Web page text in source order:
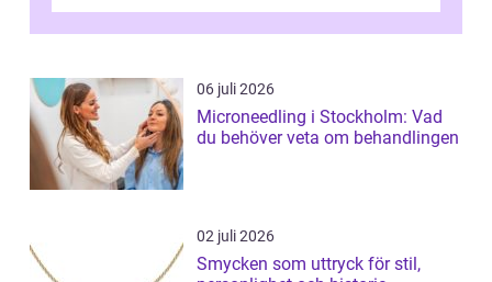
06 juli 2026
Microneedling i Stockholm: Vad
du behöver veta om behandlingen
02 juli 2026
Smycken som uttryck för stil,